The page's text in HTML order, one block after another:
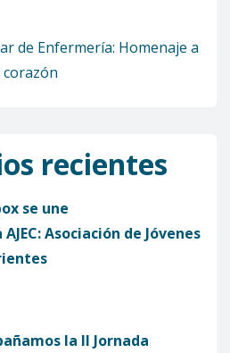
de Enfermería: Homenaje a
corazón
recientes
se une
Asociación de Jóvenes
la II Jornada